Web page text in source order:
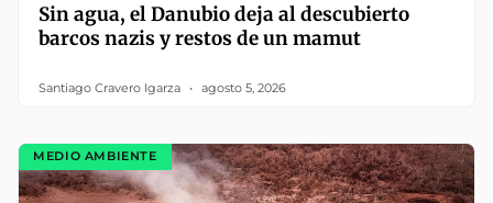
Sin agua, el Danubio deja al descubierto
barcos nazis y restos de un mamut
Santiago Cravero Igarza agosto 5, 2026
MEDIO AMBIENTE